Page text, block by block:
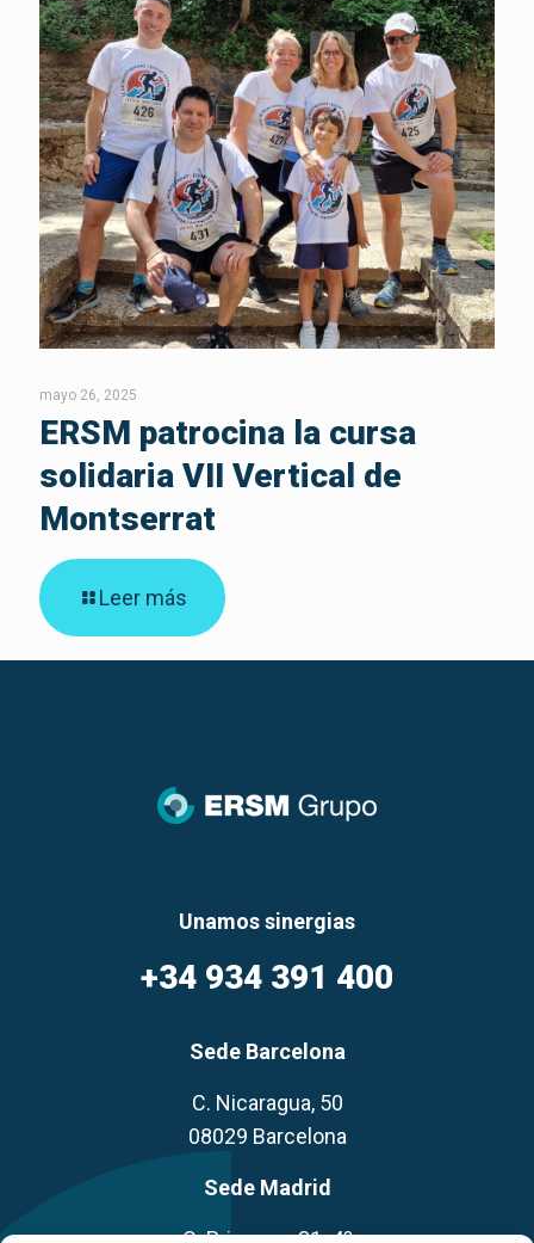
mayo 26, 2025
ERSM patrocina la cursa
solidaria VII Vertical de
Montserrat
Leer más
Unamos sinergias
+34 934 391 400
Sede Barcelona
C. Nicaragua, 50
08029 Barcelona
Sede Madrid